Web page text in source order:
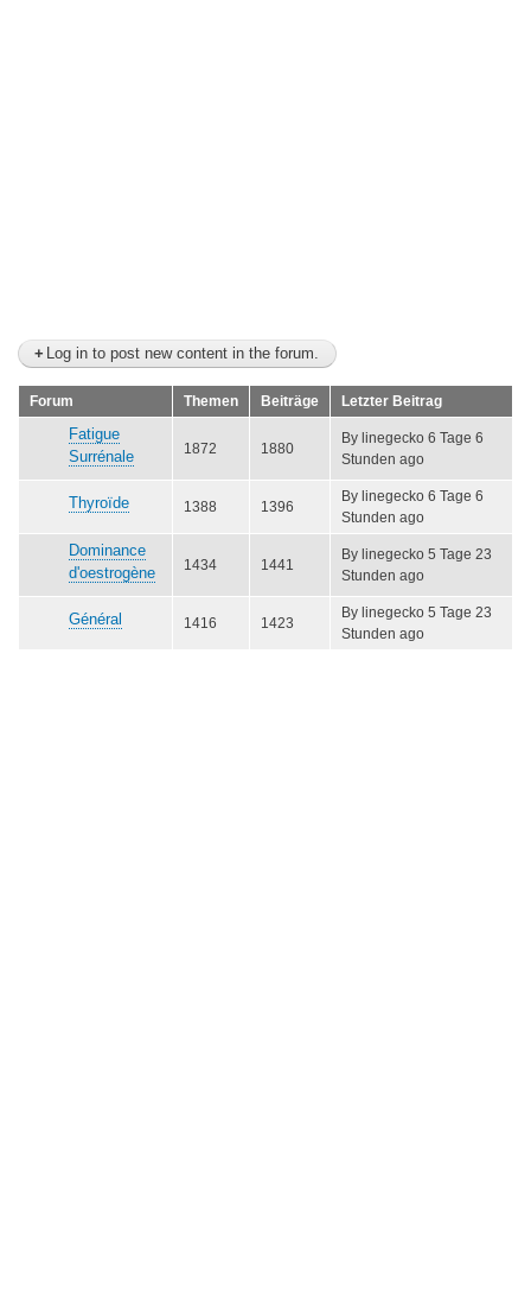
Log in to post new content in the forum.
Forum Themen Beiträge
Letzter Beitrag
neuen
Fatigue
Surrénale
1872 1880
By linegecko 6 Tage 6
Stunden ago
Beiträge
Thyroïde 1388 1396
By linegecko 6 Tage 6
Stunden ago
neuen
Dominance
d'oestrogène
1434 1441
By linegecko 5 Tage 23
Stunden ago
Général 1416 1423
By linegecko 5 Tage 23
Stunden ago